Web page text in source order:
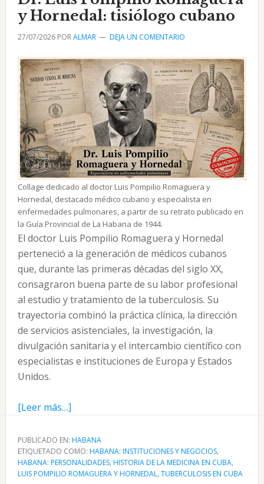
Freyre
de
Andrade
y Hornedal: tisiólogo cubano
27/07/2026PORALMAR DEJA UN COMENTARIO
Collage dedicado al doctor Luis Pompilio Romaguera y
Hornedal, destacado médico cubano y especialista en
enfermedades pulmonares, a partir de su retrato publicado en
la Guía Provincial de La Habana de 1944.
El doctor Luis Pompilio Romaguera y Hornedal
perteneció a la generación de médicos cubanos
que, durante las primeras décadas del siglo XX,
consagraron buena parte de su labor profesional
al estudio y tratamiento de la tuberculosis. Su
trayectoria combinó la práctica clínica, la dirección
de servicios asistenciales, la investigación, la
divulgación sanitaria y el intercambio científico con
especialistas e instituciones de Europa y Estados
Unidos.
[Leer más…]acerca
Dr.
Luis
Pompilio
PUBLICADO EN: HABANA
ETIQUETADO COMO: HABANA: INSTITUCIONES Y NEGOCIOS,
HABANA: PERSONALIDADES, HISTORIA DE LA MEDICINA EN CUBA,
LUIS POMPILIO ROMAGUERA Y HORNEDAL, TUBERCULOSIS EN CUBA